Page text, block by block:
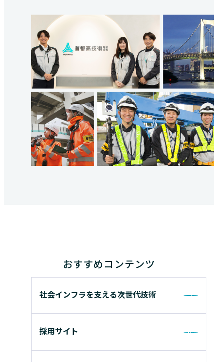
おすすめコンテンツ
社会インフラを支える次世代技術
採用サイト